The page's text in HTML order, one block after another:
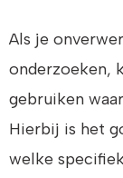
Als je
onderzoeken,
gebruiken
Hierbij is het
welke